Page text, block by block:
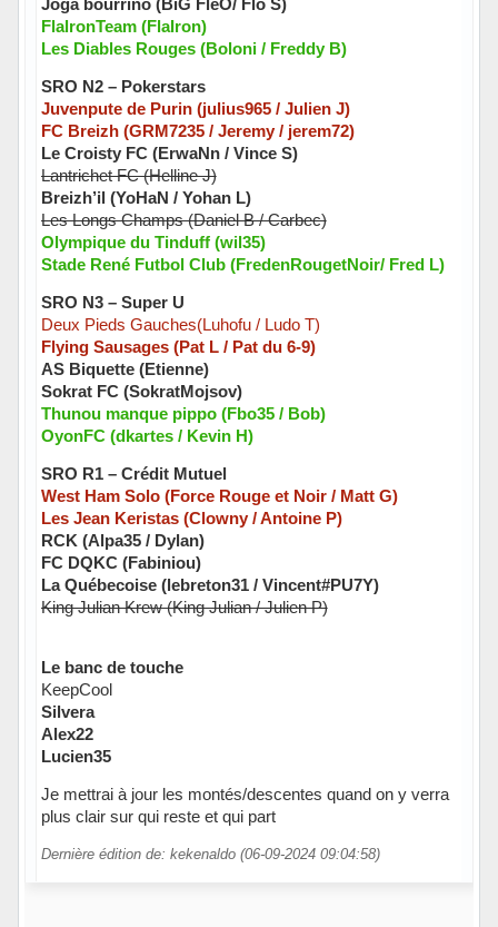
FlalronTeam (FlaIron)
Les Diables Rouges (Boloni / Freddy B)
SRO N2 – Pokerstars
Juvenpute de Purin (julius965 / Julien J)
FC Breizh (GRM7235 / Jeremy / jerem72)
Le Croisty FC (ErwaNn / Vince S)
Lantrichet FC (Helline J)
Breizh’il (YoHaN / Yohan L)
Les Longs Champs (Daniel B / Carbec)
Olympique du Tinduff (wil35)
Stade René Futbol Club (FredenRougetNoir/ Fred L)
SRO N3 – Super U
Deux Pieds Gauches(Luhofu / Ludo T)
Flying Sausages (Pat L / Pat du 6-9)
AS Biquette (Etienne)
Sokrat FC (SokratMojsov)
Thunou manque pippo (Fbo35 / Bob)
OyonFC (dkartes / Kevin H)
SRO R1 – Crédit Mutuel
West Ham Solo (Force Rouge et Noir / Matt G)
Les Jean Keristas (Clowny / Antoine P)
RCK (Alpa35 / Dylan)
FC DQKC (Fabiniou)
La Québecoise (lebreton31 / Vincent#PU7Y)
King Julian Krew (King Julian / Julien P)
Le banc de touche
KeepCool
Silvera
Alex22
Lucien35
Je mettrai à jour les montés/descentes quand on y verra
plus clair sur qui reste et qui part
Dernière édition de: kekenaldo (06-09-2024 09:04:58)